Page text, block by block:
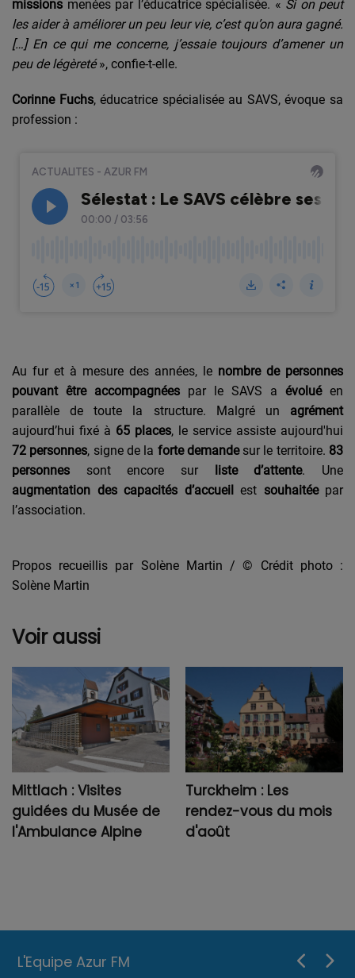
missions menées par l’éducatrice spécialisée. « Si on peut
les aider à améliorer un peu leur vie, c’est qu’on aura gagné.
[…] En ce qui me concerne, j’essaie toujours d’amener un
peu de légèreté», confie-t-elle.
Corinne Fuchs, éducatrice spécialisée au SAVS, évoque sa
profession :
Au fur et à mesure des années, le nombre de personnes
pouvant être accompagnées par le SAVS a évoluéen
parallèle de toute la structure. Malgré un agrément
aujourd’hui fixé à 65 places, le service assiste aujourd'hui
72 personnes, signe de la forte demandesur le territoire. 83
personnes sont encore sur liste d’attente. Une
augmentation des capacités d’accueil est souhaitéepar
l’association.
Propos recueillis par Solène Martin / © Crédit photo :
Solène Martin
Voir aussi
Mittlach : Visites
guidées du Musée de
l'Ambulance Alpine
Turckheim : Les
rendez-vous du mois
d'août
L'Equipe Azur FM